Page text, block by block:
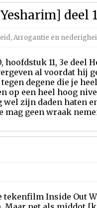
deel
,Arrogantie en
hoofdstuk 11, 3e deel
al voordat hij
degene die je
op een heel hoog
wel zijn daden haten
mag geen wraak
tekenfilm Inside Out